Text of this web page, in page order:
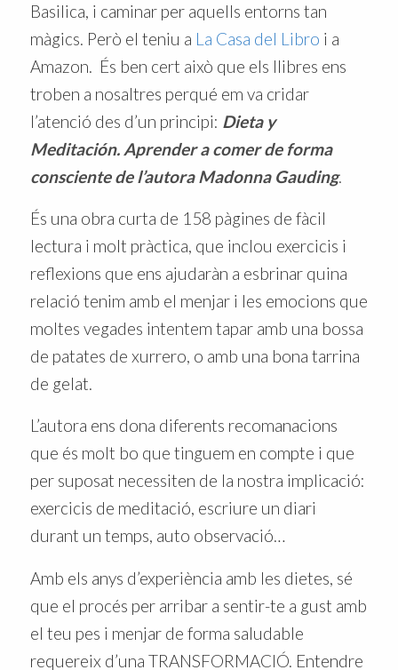
Basilica, i caminar per aquells entorns tan
màgics. Però el teniu a La Casa del Libro i a
Amazon. És ben cert això que els llibres ens
troben a nosaltres perqué em va cridar
l’atenció des d’un principi: Dieta y
Meditación. Aprender a comer de forma
consciente de l’autora Madonna Gauding.
És una obra curta de 158 pàgines de fàcil
lectura i molt pràctica, que inclou exercicis i
reflexions que ens ajudaràn a esbrinar quina
relació tenim amb el menjar i les emocions que
moltes vegades intentem tapar amb una bossa
de patates de xurrero, o amb una bona tarrina
de gelat.
L’autora ens dona diferents recomanacions
que és molt bo que tinguem en compte i que
per suposat necessiten de la nostra implicació:
exercicis de meditació, escriure un diari
durant un temps, auto observació…
Amb els anys d’experiència amb les dietes, sé
que el procés per arribar a sentir-te a gust amb
el teu pes i menjar de forma saludable
requereix d’una TRANSFORMACIÓ. Entendre